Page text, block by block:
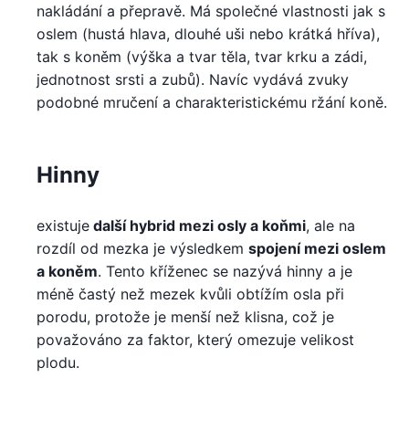
nakládání a přepravě. Má společné vlastnosti jak s
oslem (hustá hlava, dlouhé uši nebo krátká hříva),
tak s koněm (výška a tvar těla, tvar krku a zádi,
jednotnost srsti a zubů). Navíc vydává zvuky
podobné mručení a charakteristickému ržání koně.
Hinny
existuje další hybrid mezi osly a koňmi, ale na
rozdíl od mezka je výsledkem spojení mezi oslem
a koněm. Tento kříženec se nazývá hinny a je
méně častý než mezek kvůli obtížím osla při
porodu, protože je menší než klisna, což je
považováno za faktor, který omezuje velikost
plodu.